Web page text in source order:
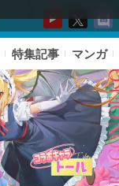
特集記事 マンガ